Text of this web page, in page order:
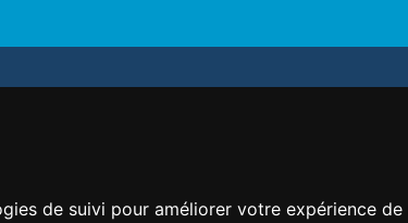
de suivi pour améliorer votre expérience